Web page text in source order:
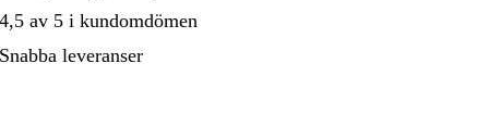
4,5 av 5 i kundomdömen
Snabba leveranser